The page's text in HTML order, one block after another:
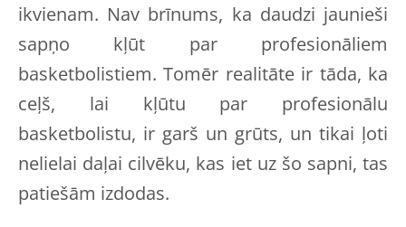
ikvienam. Nav brīnums, ka daudzi jaunieši
sapņo kļūt par profesionāliem
basketbolistiem. Tomēr realitāte ir tāda, ka
ceļš, lai kļūtu par profesionālu
basketbolistu, ir garš un grūts, un tikai ļoti
nelielai daļai cilvēku, kas iet uz šo sapni, tas
patiešām izdodas.